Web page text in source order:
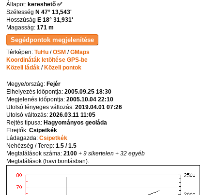
Állapot:kereshető ✅
SzélességN 47° 13,543'
HosszúságE 18° 31,931'
Magasság:171 m
Térképen:TuHu /OSM /GMaps
Koordináták letöltése GPS-be
Közeli ládák /Közeli pontok
Megye/ország:Fejér
Elhelyezés időpontja:2005.09.25 18:30
Megjelenés időpontja:2005.10.04 22:10
Utolsó lényeges változás:2019.04.01 07:26
Utolsó változás:2026.03.11 11:05
Rejtés típusa:Hagyományos geoláda
Elrejtők:Csipetkék
Ládagazda:Csipetkék
Nehézség / Terep:1.5 / 1.5
Megtalálások száma:2100 + 9 sikertelen + 32 egyéb
Megtalálások (havi bontásban):